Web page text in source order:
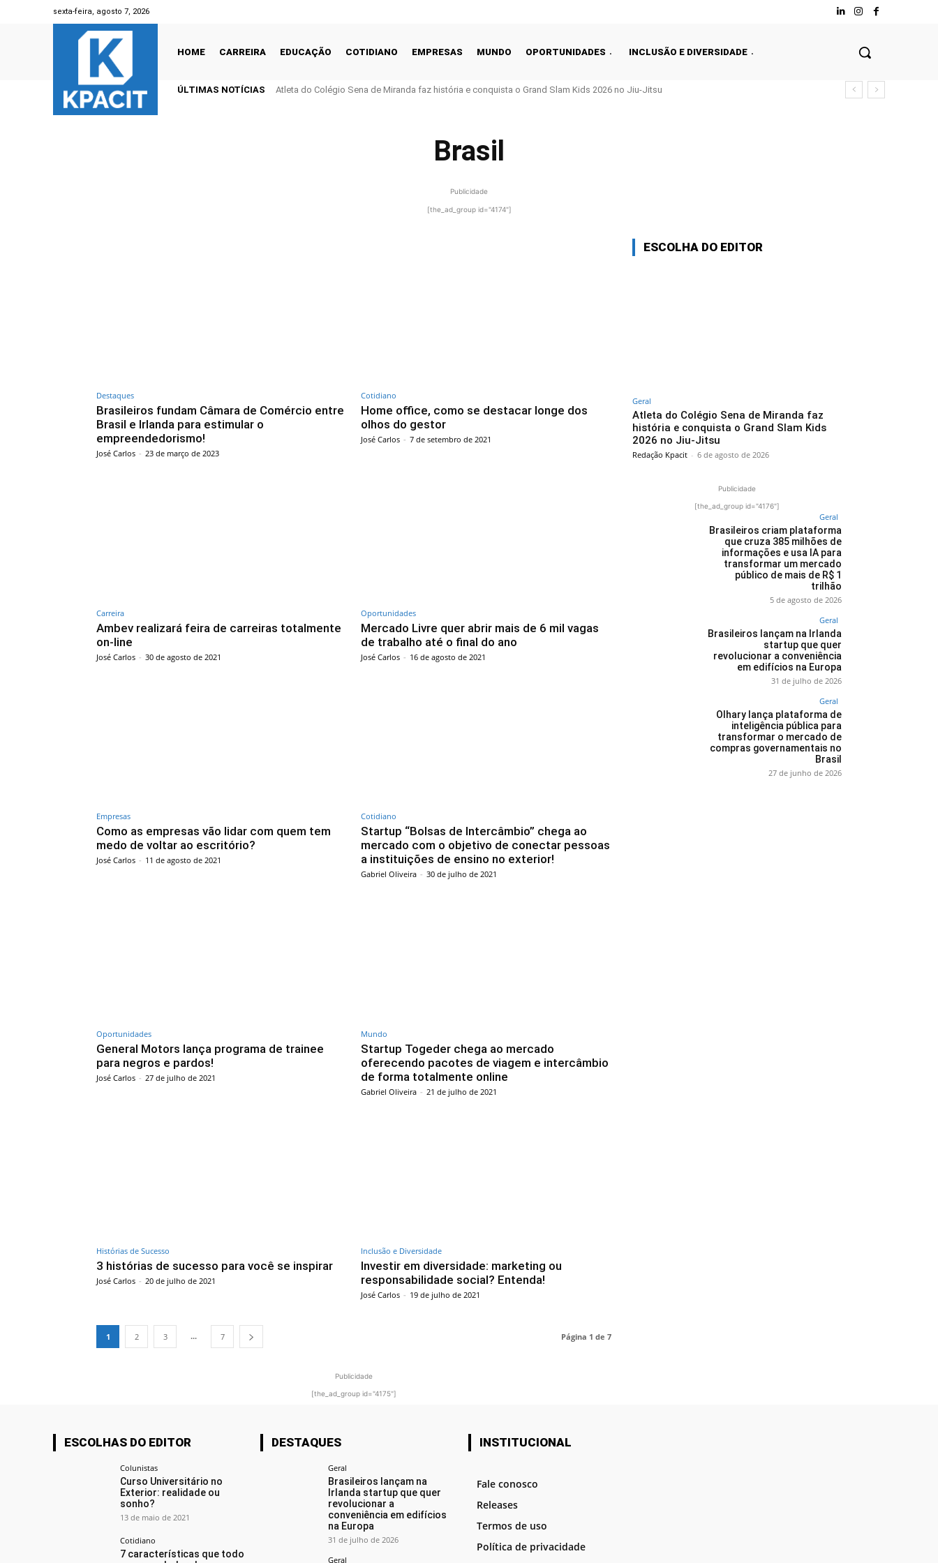
sexta-feira, agosto 7, 2026
HOME CARREIRA EDUCAÇÃO COTIDIANO EMPRESAS MUNDO OPORTUNIDADES INCLUSÃO E DIVERSIDADE
ÚLTIMAS NOTÍCIAS Atleta do Colégio Sena de Miranda faz história e conquista o Grand Slam Kids 2026 no Jiu-Jitsu
Brasil
Publicidade
[the_ad_group id="4174"]
Destaques
Brasileiros fundam Câmara de Comércio entre
Brasil e Irlanda para estimular o
empreendedorismo!
José Carlos - 23 de março de 2023
Cotidiano
Home office, como se destacar longe dos
olhos do gestor
José Carlos - 7 de setembro de 2021
Carreira
Ambev realizará feira de carreiras totalmente
on-line
José Carlos - 30 de agosto de 2021
Oportunidades
Mercado Livre quer abrir mais de 6 mil vagas
de trabalho até o final do ano
José Carlos - 16 de agosto de 2021
Empresas
Como as empresas vão lidar com quem tem
medo de voltar ao escritório?
José Carlos - 11 de agosto de 2021
Cotidiano
Startup “Bolsas de Intercâmbio” chega ao
mercado com o objetivo de conectar pessoas
a instituições de ensino no exterior!
Gabriel Oliveira - 30 de julho de 2021
Oportunidades
General Motors lança programa de trainee
para negros e pardos!
José Carlos - 27 de julho de 2021
Mundo
Startup Togeder chega ao mercado
oferecendo pacotes de viagem e intercâmbio
de forma totalmente online
Gabriel Oliveira - 21 de julho de 2021
Histórias de Sucesso
3 histórias de sucesso para você se inspirar
José Carlos - 20 de julho de 2021
Inclusão e Diversidade
Investir em diversidade: marketing ou
responsabilidade social? Entenda!
José Carlos - 19 de julho de 2021
1 2 3 ... 7 Página 1 de 7
Publicidade
[the_ad_group id="4175"]
ESCOLHA DO EDITOR
Geral
Atleta do Colégio Sena de Miranda faz
história e conquista o Grand Slam Kids
2026 no Jiu-Jitsu
Redação Kpacit - 6 de agosto de 2026
Publicidade
[the_ad_group id="4176"]
Geral
Brasileiros criam plataforma
que cruza 385 milhões de
informações e usa IA para
transformar um mercado
público de mais de R$ 1
trilhão
5 de agosto de 2026
Geral
Brasileiros lançam na Irlanda
startup que quer
revolucionar a conveniência
em edifícios na Europa
31 de julho de 2026
Geral
Olhary lança plataforma de
inteligência pública para
transformar o mercado de
compras governamentais no
Brasil
27 de junho de 2026
ESCOLHAS DO EDITOR
Colunistas
Curso Universitário no
Exterior: realidade ou
sonho?
13 de maio de 2021
Cotidiano
7 características que todo
DESTAQUES
Geral
Brasileiros lançam na
Irlanda startup que quer
revolucionar a
conveniência em edifícios
na Europa
31 de julho de 2026
Geral
INSTITUCIONAL
Fale conosco
Releases
Termos de uso
Política de privacidade